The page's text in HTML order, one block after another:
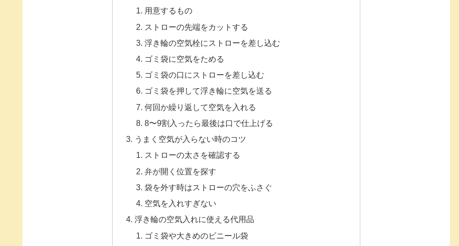
用意するもの
ストローの先端をカットする
浮き輪の空気栓にストローを差し込む
ゴミ袋に空気をためる
ゴミ袋の口にストローを差し込む
ゴミ袋を押して浮き輪に空気を送る
何回か繰り返して空気を入れる
8〜9割入ったら最後は口で仕上げる
うまく空気が入らない時のコツ
ストローの太さを確認する
弁が開く位置を探す
袋を外す時はストローの穴をふさぐ
空気を入れすぎない
浮き輪の空気入れに使える代用品
ゴミ袋や大きめのビニール袋